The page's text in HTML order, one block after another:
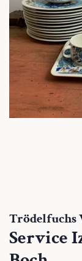
Trödelfuchs
Service